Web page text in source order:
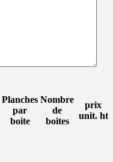
Planches
par
boite
Nombre
de
boites
prix
unit. ht